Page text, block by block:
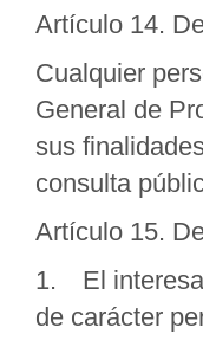
Artículo 14.
Cualquier
General de
sus
consulta
Artículo 15.
1. El
de carácter